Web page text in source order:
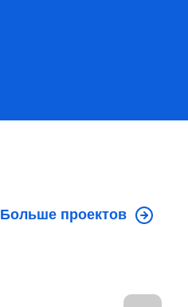
Больше проектов